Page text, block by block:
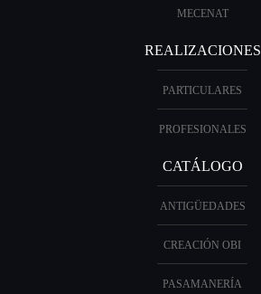
MECENAT
REALIZACIONES
PARTICULARES
PROFESIONALES
CATÁLOGO
ANTIGÜEDADES
CREACIÓN OBI
PASAMANERÍA